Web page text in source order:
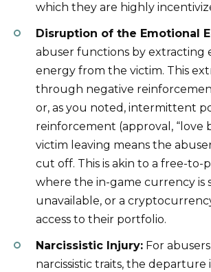
which they are highly
Disruption of the Emotional
abuser functions by extracting
energy from the victim. This
through negative
or, as you noted, intermittent
reinforcement (approval, “love
victim leaving means the
cut off. This is akin to a free-to-
where the in-game currency is
unavailable, or a
access to their portfolio.
Narcissistic Injury: For
narcissistic traits, the departure